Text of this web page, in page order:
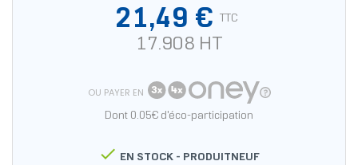
21,49 € TTC
17.908 HT
OU PAYER EN
Dont 0.05€ d'éco-participation
 EN STOCK - PRODUITNEUF